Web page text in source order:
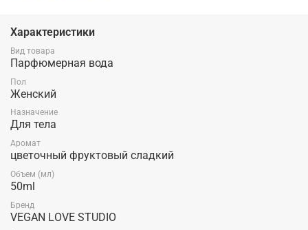
Характеристики
Вид товара
Парфюмерная вода
Пол
Женский
Назначение
Для тела
Аромат
цветочный фруктовый сладкий
Объем (мл)
50ml
Бренд
VEGAN LOVE STUDIO